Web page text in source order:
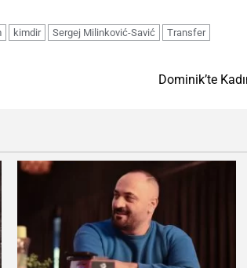
kimdir Sergej Milinković-Savić Transfer
Dominik’te